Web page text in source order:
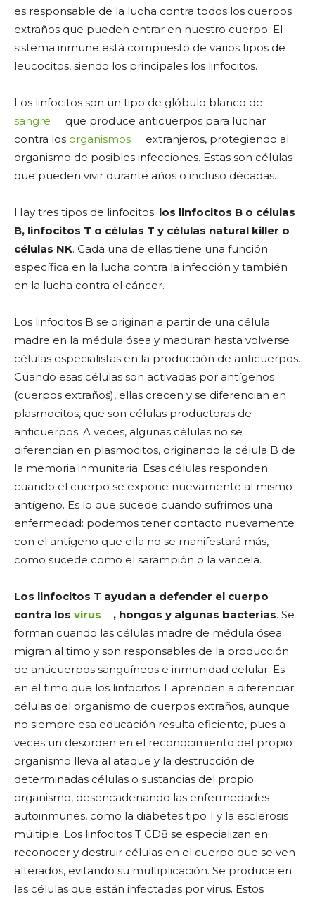
es responsable de la lucha contra todos los cuerpos
extraños que pueden entrar en nuestro cuerpo. El
sistema inmune está compuesto de varios tipos de
leucocitos, siendo los principales los linfocitos.
Los linfocitos son un tipo de glóbulo blanco de
sangre
que produce anticuerpos para luchar
contra los organismos
extranjeros, protegiendo al
organismo de posibles infecciones. Estas son células
que pueden vivir durante años o incluso décadas.
Hay tres tipos de linfocitos: los linfocitos B o células
B, linfocitos T o células T y células natural killer o
células NK. Cada una de ellas tiene una función
específica en la lucha contra la infección y también
en la lucha contra el cáncer.
Los linfocitos B se originan a partir de una célula
madre en la médula ósea y maduran hasta volverse
células especialistas en la producción de anticuerpos.
Cuando esas células son activadas por antígenos
(cuerpos extraños), ellas crecen y se diferencian en
plasmocitos, que son células productoras de
anticuerpos. A veces, algunas células no se
diferencian en plasmocitos, originando la célula B de
la memoria inmunitaria. Esas células responden
cuando el cuerpo se expone nuevamente al mismo
antígeno. Es lo que sucede cuando sufrimos una
enfermedad: podemos tener contacto nuevamente
con el antígeno que ella no se manifestará más,
como sucede como el sarampión o la varicela.
Los linfocitos T ayudan a defender el cuerpo
contra los virus , hongos y algunas bacterias. Se
forman cuando las células madre de médula ósea
migran al timo y son responsables de la producción
de anticuerpos sanguíneos e inmunidad celular. Es
en el timo que los linfocitos T aprenden a diferenciar
células del organismo de cuerpos extraños, aunque
no siempre esa educación resulta eficiente, pues a
veces un desorden en el reconocimiento del propio
organismo lleva al ataque y la destrucción de
determinadas células o sustancias del propio
organismo, desencadenando las enfermedades
autoinmunes, como la diabetes tipo 1 y la esclerosis
múltiple. Los linfocitos T CD8 se especializan en
reconocer y destruir células en el cuerpo que se ven
alterados, evitando su multiplicación. Se produce en
las células que están infectadas por virus. Estos